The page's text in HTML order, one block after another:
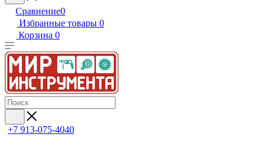
Сравнение0
Избранные товары 0
Корзина 0
+7 913-075-4040